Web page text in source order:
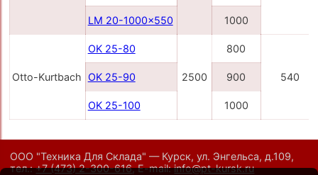
LM 20-1000x550 1000
Otto-Kurtbach
OK 25-80
2500
800
540
OK 25-90 900
OK 25-100 1000
ООО "Техника Для Склада" — Курск, ул. Энгельса, д.109,
тел.:+7 (473) 2-300-616,E-mail:info@pt-kursk.ru